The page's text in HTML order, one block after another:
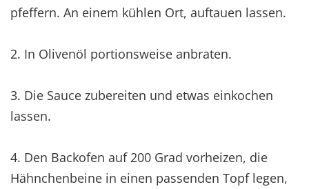
pfeffern. An einem kühlen Ort, auftauen lassen.
2. In Olivenöl portionsweise anbraten.
3. Die Sauce zubereiten und etwas einkochen
lassen.
4. Den Backofen auf 200 Grad vorheizen, die
Hähnchenbeine in einen passenden Topf legen,